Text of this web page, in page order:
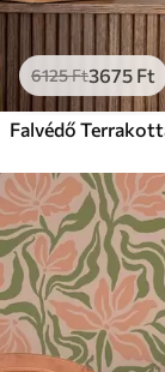
6125Ft3675 Ft